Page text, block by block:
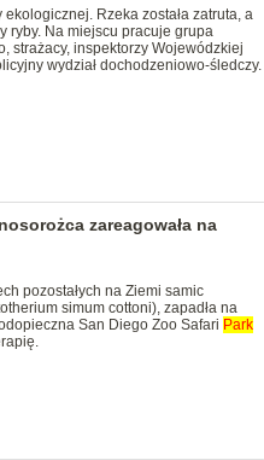
Rzeka została zatruta, a
ryby. Na miejscu pracuje grupa
strażacy, inspektorzy Wojewódzkiej
wydział dochodzeniowo-śledczy.
zareagowała na
pozostałych na Ziemi samic
simum cottoni), zapadła na
San Diego Zoo Safari Park